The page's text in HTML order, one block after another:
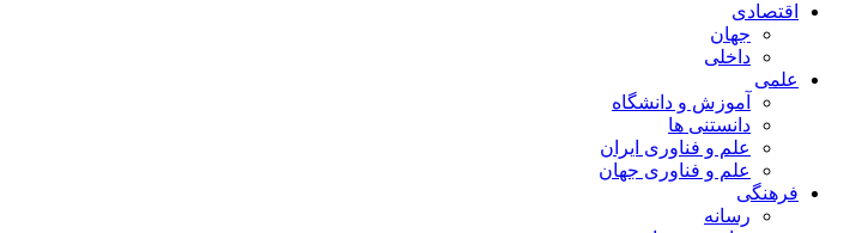
اقتصادی
جهان
داخلی
علمی
آموزش و دانشگاه
دانستنی ها
علم و فناوری ایران
علم و فناوری جهان
فرهنگی
رسانه